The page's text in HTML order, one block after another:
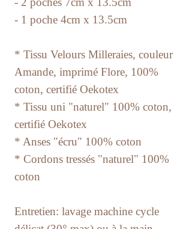
- 1 poche 4cm x 13.5cm
* Tissu Velours Milleraies, couleur
Amande, imprimé Flore, 100%
coton, certifié Oekotex
* Tissu uni "naturel" 100% coton,
certifié Oekotex
* Anses "écru" 100% coton
* Cordons tressés "naturel" 100%
coton
Entretien: lavage machine cycle